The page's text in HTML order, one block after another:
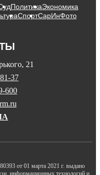
ПолитикаЭкономика
СпортСарИнФото
21
37
600
от 01 марта 2021 г. выдано
информационных технологий и